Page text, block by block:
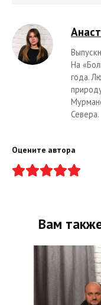
На
года.
Севера.
Оцените автора
Вам